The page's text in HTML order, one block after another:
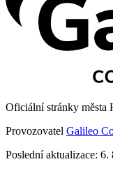
Oficiální stránky města
Provozovatel Galileo
Poslední aktualizace: 6.